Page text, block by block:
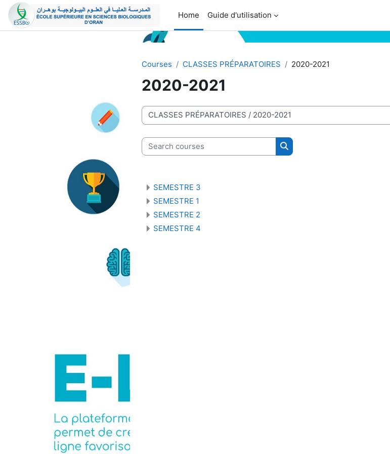
Skip to main content
Home
Guide d'utilisation
Courses CLASSES PRÉPARATOIRES 2020-2021
2020-2021
Course categories
Search courses
Search courses
SEMESTRE 3
SEMESTRE 1
SEMESTRE 2
SEMESTRE 4